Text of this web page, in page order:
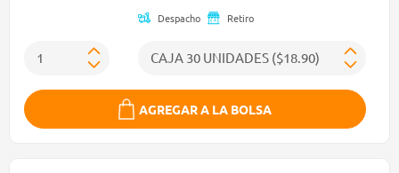
Despacho Retiro
AGREGAR A LA BOLSA